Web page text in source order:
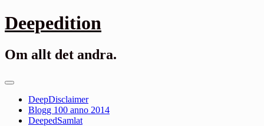
Gå
till
Deepedition
Om allt det andra.
Primär
DeepDisclaimer
Blogg 100 anno 2014
DeepedSamlat